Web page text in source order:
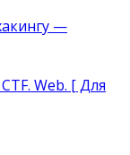
—
Web. [ Для